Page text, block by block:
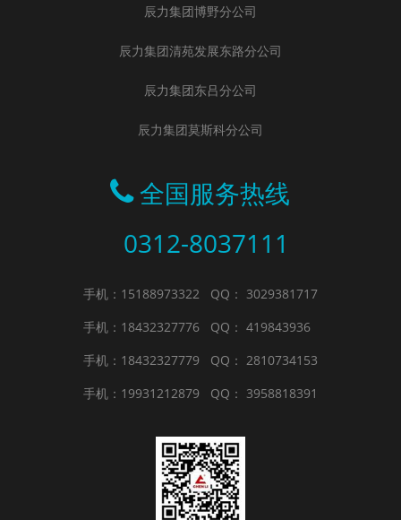
辰力集团博野分公司
辰力集团清苑发展东路分公司
辰力集团东吕分公司
辰力集团莫斯科分公司
全国服务热线
0312-8037111
手机：15188973322
QQ： 3029381717
手机：18432327776QQ： 419843936
手机：18432327779QQ： 2810734153
手机：19931212879
QQ： 3958818391